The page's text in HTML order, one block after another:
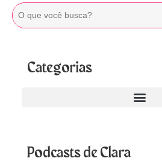
Categorias
Podcasts de Clara